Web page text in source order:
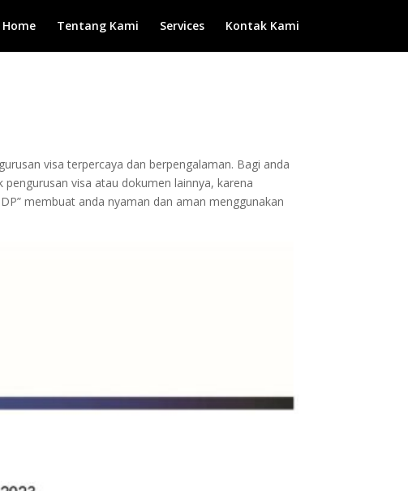
Home Tentang Kami Services Kontak Kami
visa terpercaya dan berpengalaman. Bagi anda
visa atau dokumen lainnya, karena
membuat anda nyaman dan aman menggunakan